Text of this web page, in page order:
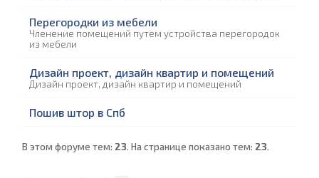
Перегородки из мебели
Членение помещений путем устройства перегородок
из мебели
Дизайн проект, дизайн квартир и помещений
Дизайн проект, дизайн квартир и помещений
Пошив штор в Спб
В этом форуме тем: 23. На странице показано тем: 23.